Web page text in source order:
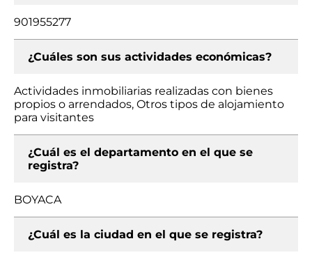
901955277
¿Cuáles son sus actividades económicas?
Actividades inmobiliarias realizadas con bienes
propios o arrendados, Otros tipos de alojamiento
para visitantes
¿Cuál es el departamento en el que se
registra?
BOYACA
¿Cuál es la ciudad en el que se registra?